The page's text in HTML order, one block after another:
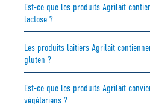
Est-ce que les produits Agrilait
lactose ?
Les produits laitiers Agrilait
gluten ?
Est-ce que les produits Agrilait
végétariens ?